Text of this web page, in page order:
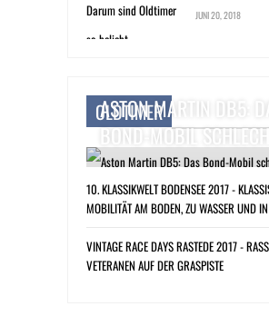
JUNI 20, 2018
OLDTIMER
ASTON MARTIN DB5:
BOND-MOBIL
10. KLASSIKWELT BODENSEE 2017 -
MOBILITÄT AM BODEN, ZU WASSER UND
VINTAGE RACE DAYS RASTEDE 2017 -
VETERANEN AUF DER GRASPISTE